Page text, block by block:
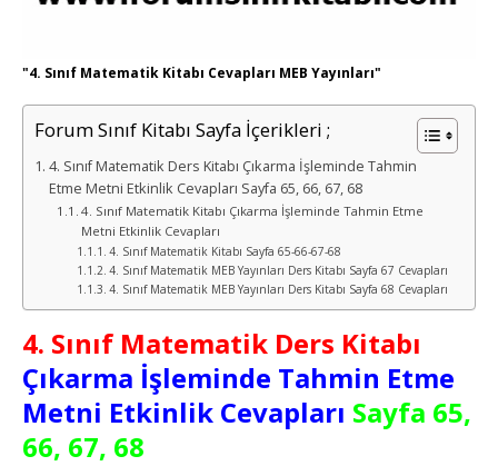
"4. Sınıf Matematik Kitabı Cevapları MEB Yayınları"
Forum Sınıf Kitabı Sayfa İçerikleri ;
4. Sınıf Matematik Ders Kitabı Çıkarma İşleminde Tahmin
Etme Metni Etkinlik Cevapları Sayfa 65, 66, 67, 68
4. Sınıf Matematik Kitabı Çıkarma İşleminde Tahmin Etme
Metni Etkinlik Cevapları
4. Sınıf Matematik Kitabı Sayfa 65-66-67-68
4. Sınıf Matematik MEB Yayınları Ders Kitabı Sayfa 67 Cevapları
4. Sınıf Matematik MEB Yayınları Ders Kitabı Sayfa 68 Cevapları
4. Sınıf Matematik Ders Kitabı
Çıkarma İşleminde Tahmin Etme
Metni Etkinlik Cevapları Sayfa 65,
66, 67, 68